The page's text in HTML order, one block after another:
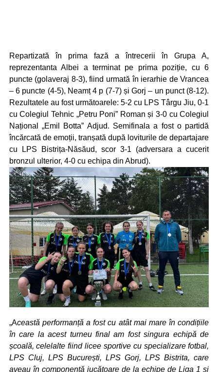
Repartizată în prima fază a întrecerii în Grupa A,
reprezentanta Albei a terminat pe prima poziție, cu 6
puncte (golaveraj 8-3), fiind urmată în ierarhie de Vrancea
– 6 puncte (4-5), Neamț 4 p (7-7) și Gorj – un punct (8-12).
Rezultatele au fost următoarele: 5-2 cu LPS Târgu Jiu, 0-1
cu Colegiul Tehnic „Petru Poni” Roman și 3-0 cu Colegiul
Național „Emil Botta” Adjud. Semifinala a fost o partidă
încărcată de emoții, tranșată după loviturile de departajare
cu LPS Bistrița-Năsăud, scor 3-1 (adversara a cucerit
bronzul ulterior, 4-0 cu echipa din Abrud).
„Această performanță a fost cu atât mai mare în condițiile
în care la acest turneu final am fost singura echipă de
școală, celelalte fiind licee sportive cu specializare fotbal,
LPS Cluj, LPS București, LPS Gorj, LPS Bistrita, care
aveau în componență jucătoare de la echipe de Liga 1 și